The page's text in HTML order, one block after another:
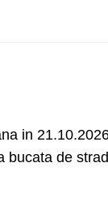
in
bucata de